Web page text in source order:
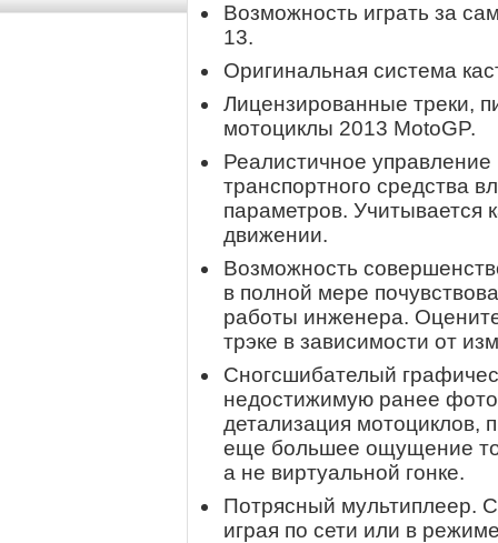
Возможность играть за
13.
Оригинальная система
Лицензированные треки,
мотоциклы 2013 MotoGP.
Реалистичное
транспортного средства
параметров. Учитывается
движении.
Возможность
в полной мере
работы инженера.
трэке в зависимости от
Сногсшибателый
недостижимую ранее
детализация мотоциклов,
еще большее ощущение
а не виртуальной гонке.
Потрясный мультиплеер.
играя по сети или в